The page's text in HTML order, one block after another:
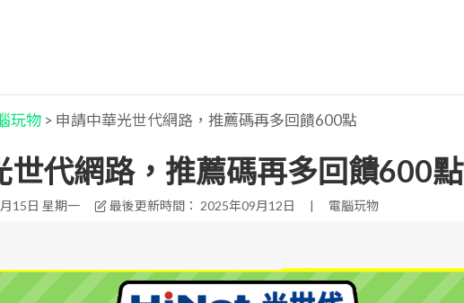
玩物 > 申請中華光世代網路，推薦碼再多回饋600點
世代網路，推薦碼再多回饋600點
15日 星期一 最後更新時間： 2025年09月12日 | 電腦玩物